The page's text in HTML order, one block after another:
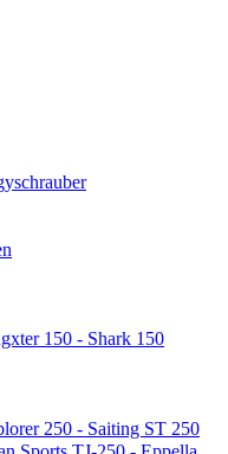
150 - Shark 150
250 - Saiting ST 250